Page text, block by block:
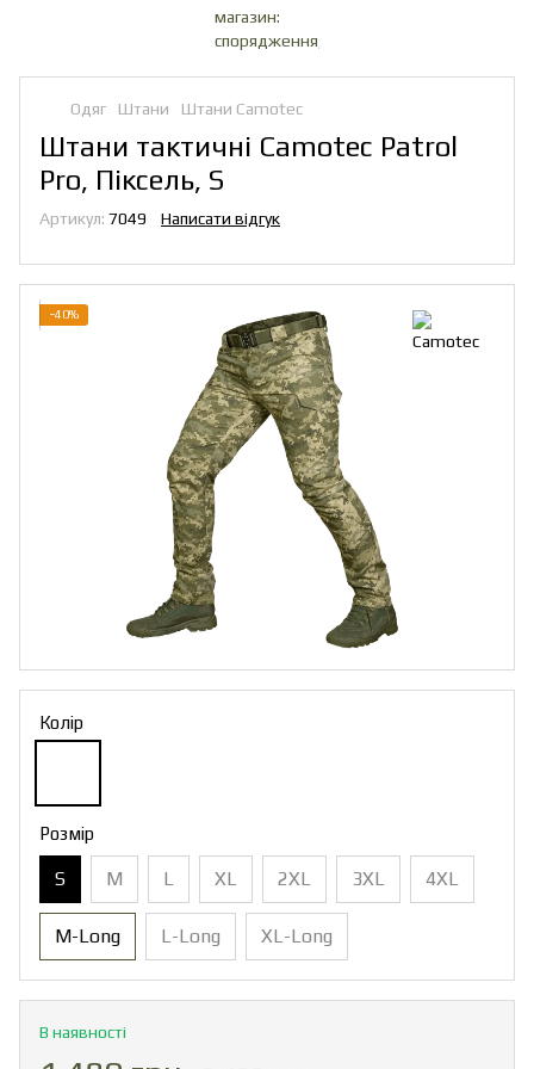
Одяг Штани Штани Camotec
Штани тактичні Camotec Patrol
Pro, Піксель, S
Артикул: 7049 Написати відгук
−40%
Колір
Розмір
S M L XL 2XL 3XL 4XL
M-Long L-Long XL-Long
В наявності